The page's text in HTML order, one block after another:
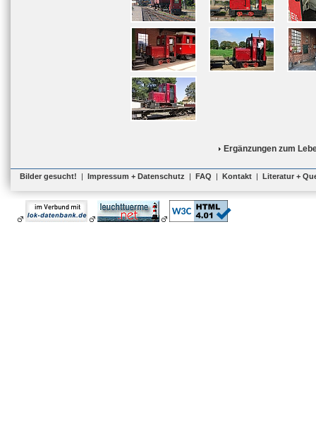
Ergänzungen zum
Bilder gesucht! | Impressum + Datenschutz | FAQ | Kontakt | Literatur +